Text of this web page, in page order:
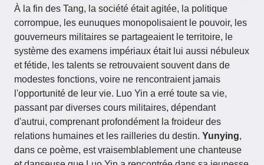
À la fin des Tang, la société était agitée, la politique
corrompue, les eunuques monopolisaient le pouvoir, les
gouverneurs militaires se partageaient le territoire, le
système des examens impériaux était lui aussi nébuleux
et fétide, les talents se retrouvaient souvent dans de
modestes fonctions, voire ne rencontraient jamais
l'opportunité de leur vie. Luo Yin a erré toute sa vie,
passant par diverses cours militaires, dépendant
d'autrui, comprenant profondément la froideur des
relations humaines et les railleries du destin. Yunying,
dans ce poème, est vraisemblablement une chanteuse